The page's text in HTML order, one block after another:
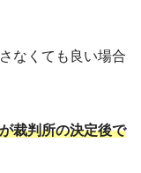
なくても良い場合
裁判所の決定後で